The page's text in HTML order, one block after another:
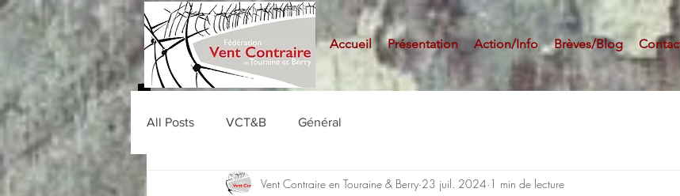
Accueil Présentation Action/Info Brèves/Blog
All Posts VCT&B Général
Vent Contraire en Touraine & Berry 23 juil. 2024 1 min de lecture